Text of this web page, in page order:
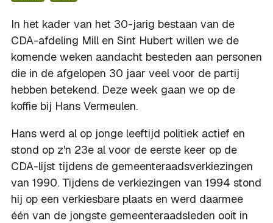
In het kader van het 30-jarig bestaan van de
CDA-afdeling Mill en Sint Hubert willen we de
komende weken aandacht besteden aan personen
die in de afgelopen 30 jaar veel voor de partij
hebben betekend. Deze week gaan we op de
koffie bij Hans Vermeulen.
Hans werd al op jonge leeftijd politiek actief en
stond op z'n 23e al voor de eerste keer op de
CDA-lijst tijdens de gemeenteraadsverkiezingen
van 1990. Tijdens de verkiezingen van 1994 stond
hij op een verkiesbare plaats en werd daarmee
één van de jongste gemeenteraadsleden ooit in